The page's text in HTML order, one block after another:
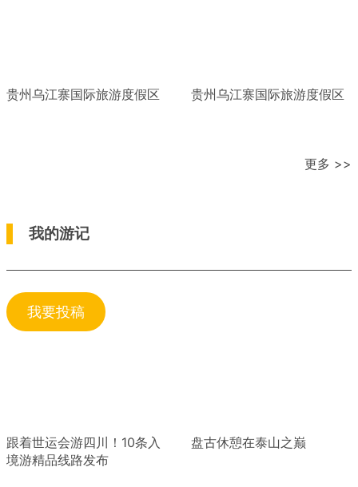
贵州乌江寨国际旅游度假区 贵州乌江寨国际旅游度假区
更多 >>
我的游记
我要投稿
跟着世运会游四川！10条入
境游精品线路发布
盘古休憩在泰山之巅